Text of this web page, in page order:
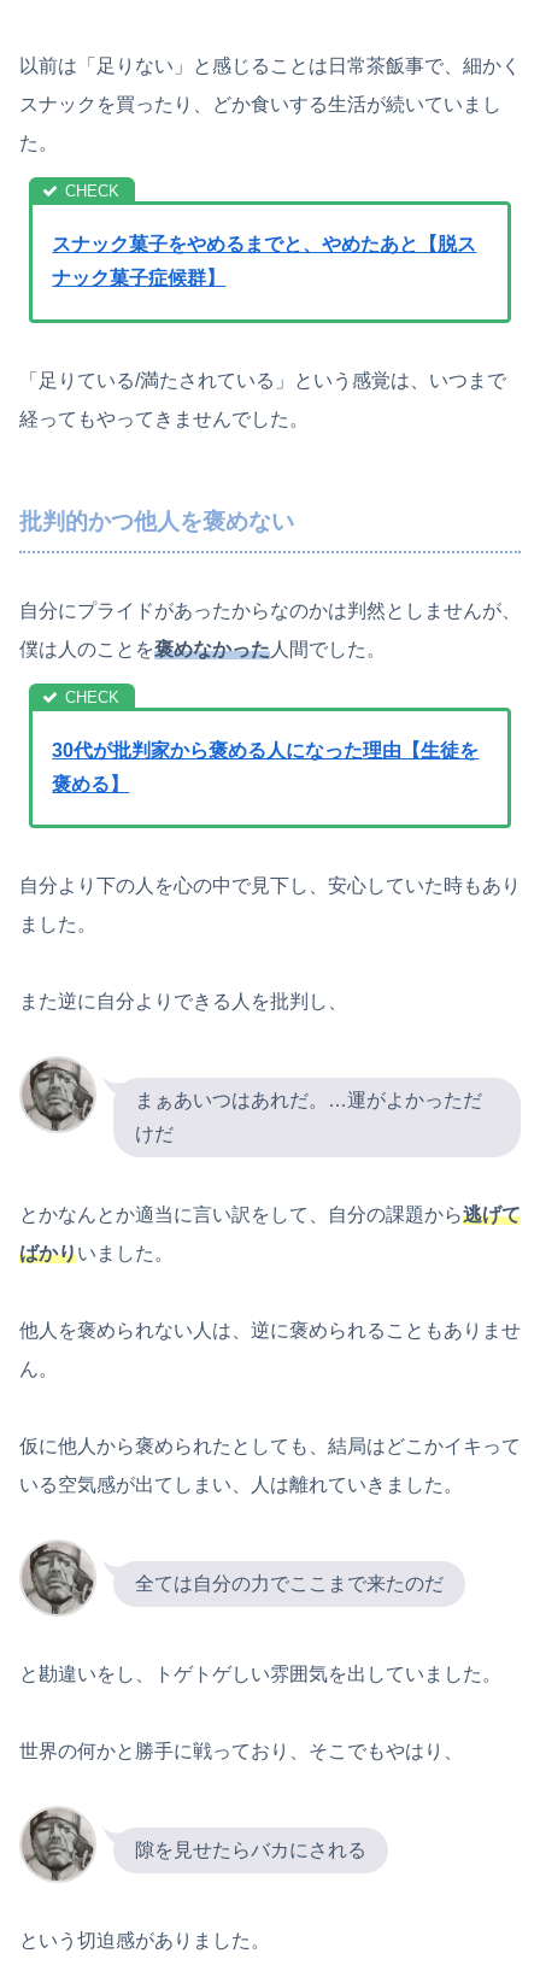
以前は「足りない」と感じることは日常茶飯事で、細かく
スナックを買ったり、どか食いする生活が続いていまし
た。
スナック菓子をやめるまでと、やめたあと【脱ス
ナック菓子症候群】
「足りている/満たされている」という感覚は、いつまで
経ってもやってきませんでした。
批判的かつ他人を褒めない
自分にプライドがあったからなのかは判然としませんが、
僕は人のことを褒めなかった 人間でした。
30代が批判家から褒める人になった理由【生徒を
褒める】
自分より下の人を心の中で見下し、安心していた時もあり
ました。
また逆に自分よりできる人を批判し、
まぁあいつはあれだ。…運がよかっただ
けだ
とかなんとか適当に言い訳をして、自分の課題から逃げて
ばかりいました。
他人を褒められない人は、逆に褒められることもありませ
ん。
仮に他人から褒められたとしても、結局はどこかイキって
いる空気感が出てしまい、人は離れていきました。
全ては自分の力でここまで来たのだ
と勘違いをし、トゲトゲしい雰囲気を出していました。
世界の何かと勝手に戦っており、そこでもやはり、
隙を見せたらバカにされる
という切迫感がありました。